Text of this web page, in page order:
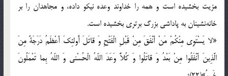
مزیت بخشیده است و همه را خداوند وعده نیکو داده، و مجاهدان را بر
خانه‌نشینان به پاداشی بزرگ برتری بخشیده است.
«لا یَسْتَوِی مِنْکُمْ مَنْ أَنْفَقَ مِنْ قَبْلِ الْفَتْحِ وَ قاتَلَ أُولئِکَ أَعْظَمُ دَرَجَةً مِنَ
الَّذِینَ أَنْفَقُوا مِنْ بَعْدُ وَ قاتَلُوا وَ کُلاًّ وَعَدَ اللّهُ الْحُسْنی‌ وَ اللّهُ بِما تَعْمَلُونَ